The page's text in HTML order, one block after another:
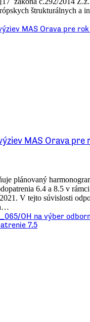
štrukturálnych a
MAS Orava
plánovaný
6.4 a 8.5 v
V tejto súvislosti